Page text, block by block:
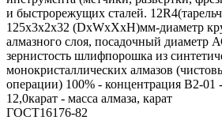
и быстрорежущих сталей.
125x3x2x32 (DxWxXxH)мм-диаметр
алмазного слоя, посадочный диаметр
зернистость шлифпорошка из
монокристаллических алмазов
операции) 100% - концентрация В2-01 -
12,0карат - масса алмаза, карат
ГОСТ16176-82